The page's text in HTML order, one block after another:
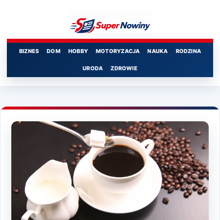
BIZNES DOM HOBBY MOTORYZACJA NAUKA RODZINA
URODA ZDROWIE